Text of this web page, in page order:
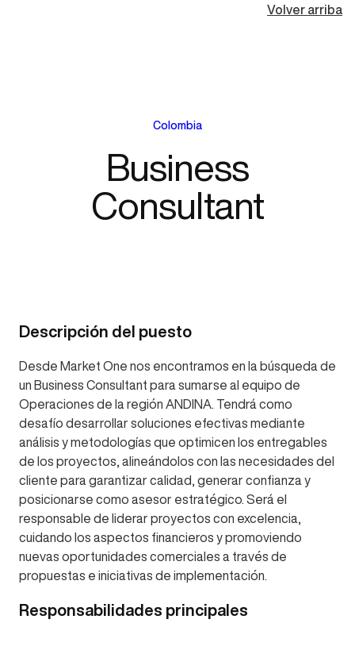
Colombia
Business
Consultant
Descripción del puesto
Desde Market One nos encontramos en la búsqueda de
un Business Consultant para sumarse al equipo de
Operaciones de la región ANDINA. Tendrá como
desafío desarrollar soluciones efectivas mediante
análisis y metodologías que optimicen los entregables
de los proyectos, alineándolos con las necesidades del
cliente para garantizar calidad, generar confianza y
posicionarse como asesor estratégico. Será el
responsable de liderar proyectos con excelencia,
cuidando los aspectos financieros y promoviendo
nuevas oportunidades comerciales a través de
propuestas e iniciativas de implementación.
Responsabilidades principales
Volver arriba